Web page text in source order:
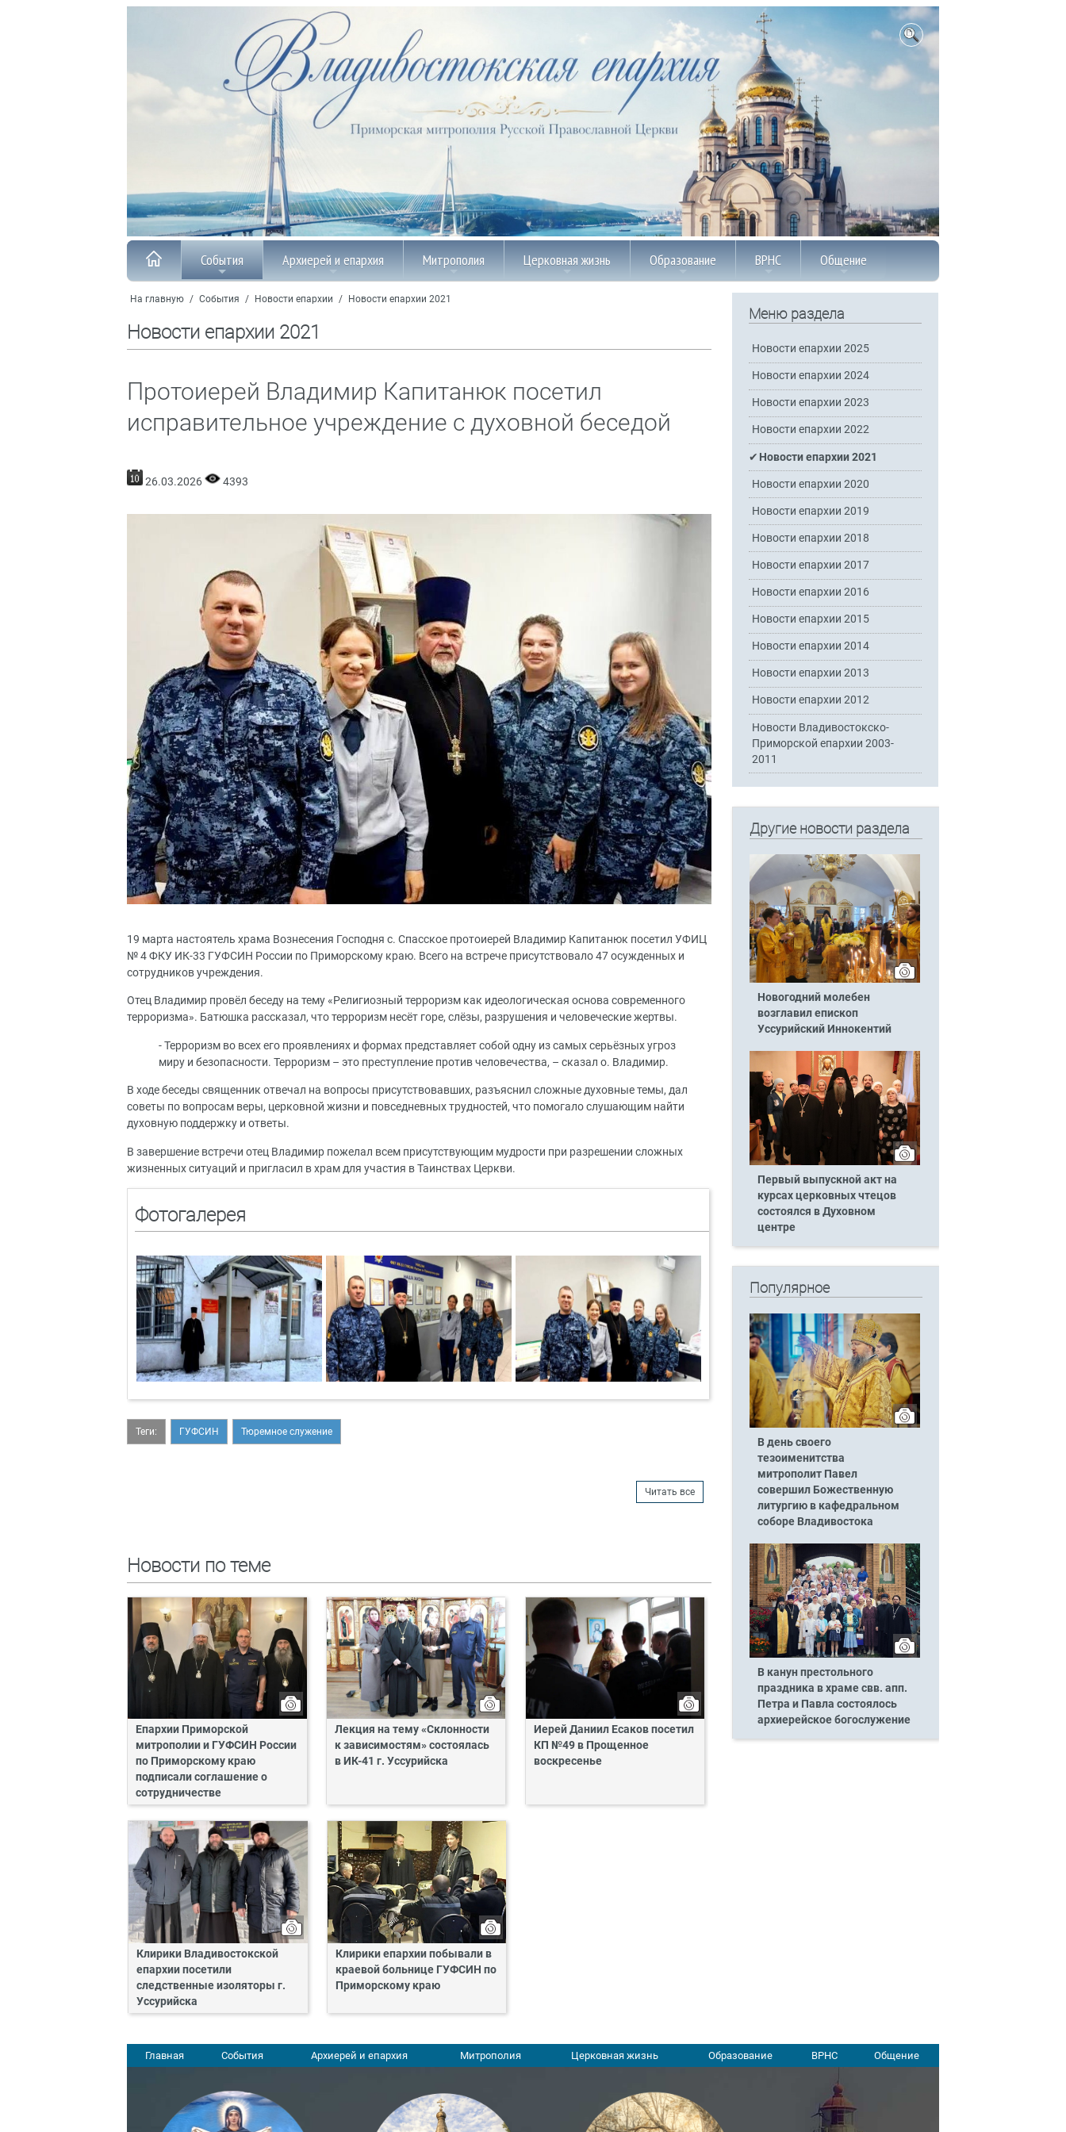
События Архиерей и епархия Митрополия Церковная жизнь Образование ВРНС Общение
На главную / События / Новости епархии / Новости епархии 2021
Новости епархии 2021
Протоиерей Владимир Капитанюк посетил
исправительное учреждение с духовной беседой
26.03.2026 4393
19 марта настоятель храма Вознесения Господня с. Спасское протоиерей Владимир Капитанюк посетил УФИЦ
№ 4 ФКУ ИК-33 ГУФСИН России по Приморскому краю. Всего на встрече присутствовало 47 осужденных и
сотрудников учреждения.
Отец Владимир провёл беседу на тему «Религиозный терроризм как идеологическая основа современного
терроризма». Батюшка рассказал, что терроризм несёт горе, слёзы, разрушения и человеческие жертвы.
- Терроризм во всех его проявлениях и формах представляет собой одну из самых серьёзных угроз
миру и безопасности. Терроризм – это преступление против человечества, – сказал о. Владимир.
В ходе беседы священник отвечал на вопросы присутствовавших, разъяснил сложные духовные темы, дал
советы по вопросам веры, церковной жизни и повседневных трудностей, что помогало слушающим найти
духовную поддержку и ответы.
В завершение встречи отец Владимир пожелал всем присутствующим мудрости при разрешении сложных
жизненных ситуаций и пригласил в храм для участия в Таинствах Церкви.
Фотогалерея
Теги: ГУФСИН Тюремное служение
Читать все
Новости по теме
Епархии Приморской
митрополии и ГУФСИН России
по Приморскому краю
подписали соглашение о
сотрудничестве
Лекция на тему «Склонности
к зависимостям» состоялась
в ИК-41 г. Уссурийска
Иерей Даниил Есаков посетил
КП №49 в Прощенное
воскресенье
Клирики Владивостокской
епархии посетили
следственные изоляторы г.
Уссурийска
Клирики епархии побывали в
краевой больнице ГУФСИН по
Приморскому краю
Меню раздела
Новости епархии 2025
Новости епархии 2024
Новости епархии 2023
Новости епархии 2022
Новости епархии 2021
Новости епархии 2020
Новости епархии 2019
Новости епархии 2018
Новости епархии 2017
Новости епархии 2016
Новости епархии 2015
Новости епархии 2014
Новости епархии 2013
Новости епархии 2012
Новости Владивостокско-
Приморской епархии 2003-
2011
Другие новости раздела
Новогодний молебен
возглавил епископ
Уссурийский Иннокентий
Первый выпускной акт на
курсах церковных чтецов
состоялся в Духовном
центре
Популярное
В день своего
тезоименитства
митрополит Павел
совершил Божественную
литургию в кафедральном
соборе Владивостока
В канун престольного
праздника в храме свв. апп.
Петра и Павла состоялось
архиерейское богослужение
Главная События Архиерей и епархия Митрополия Церковная жизнь Образование ВРНС Общение